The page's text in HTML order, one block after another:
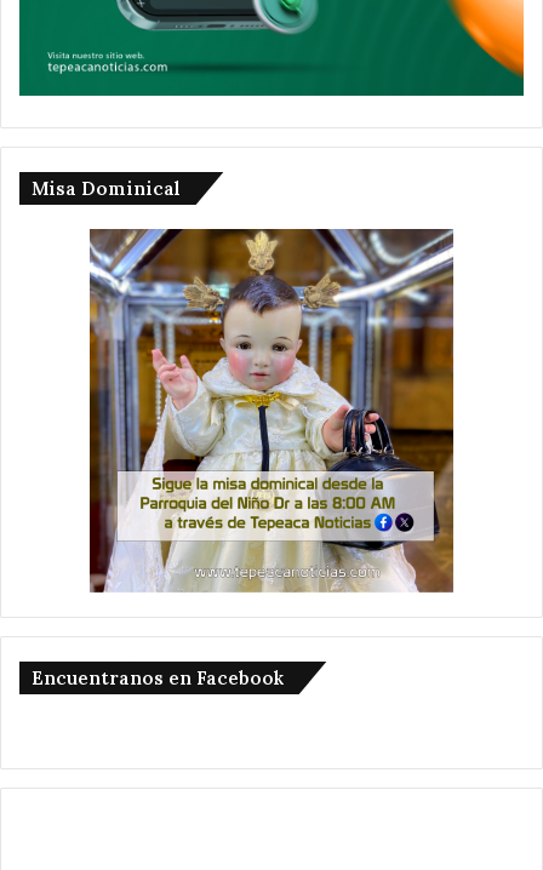
Misa Dominical
Encuentranos en Facebook